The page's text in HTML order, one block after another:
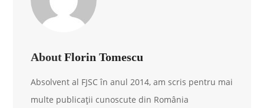
About Florin Tomescu
Absolvent al FJSC în anul 2014, am scris pentru mai
multe publicații cunoscute din România